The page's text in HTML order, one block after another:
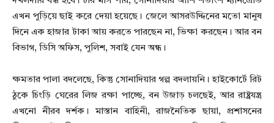
এখন পুড়িয়ে ছাই করে দেয়া হয়েছে। জেলে আসরউদ্দিনের মতো মানুষ
দিনে এক হাজার টাকা আয় করতে পারছেন না, ভিক্ষা করছেন। আর বন
বিভাগ, ডিসি অফিস, পুলিশ, সবাই যেন অন্ধ।
ক্ষমতার পালা বদলেছে, কিন্তু সোনাদিয়ার গল্প বদলায়নি। হাইকোর্টে রিট
ঠুকে চিংড়ি ঘেরের লিজ রক্ষা পাচ্ছে, বন উজাড় চলছেই, আর রাষ্ট্রযন্ত্র
এখনো নীরব দর্শক। মাস্তান বাহিনী, রাজনৈতিক ছায়া, প্রশাসনের